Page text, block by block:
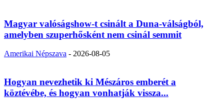
Magyar valóságshow-t csinált a Duna-válságból,
amelyben szuperhősként nem csinál semmit
Amerikai Népszava - 2026-08-05
Hogyan nevezhetik ki Mészáros emberét a
köztévébe, és hogyan vonhatják vissza...